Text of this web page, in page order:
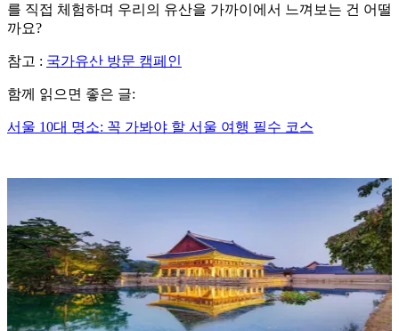
를 직접 체험하며 우리의 유산을 가까이에서 느껴보는 건 어떨
까요?
참고 : 국가유산 방문 캠페인
함께 읽으면 좋은 글:
서울 10대 명소: 꼭 가봐야 할 서울 여행 필수 코스